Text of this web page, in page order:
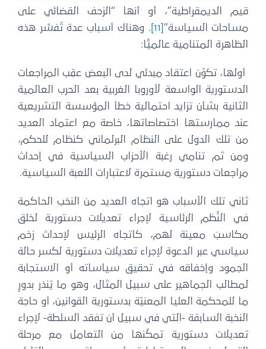
قيم الديمقراطية”، أو أنها “الزحف القضائي على
مساحات السياسة”
. وهناك أسباب عدة تُفسِّر هذه
الظاهرة المتنامية عالميًّا:
أولها، تكوّن اعتقاد مبدئي لدى البعض عقِب المراجعات
الدستورية الواسعة لأوروبا الغربية بعد الحرب العالمية
الثانية بشأن تزايد احتمالية خطأ المؤسسة التشريعية
عند ممارستها اختصاصاتها، خاصة مع اعتماد العديد
من تلك الدول على النظام البرلماني كنظام للحكم،
ومن ثم تنامي رغبة الأحزاب السياسية في إحداث
مراجعات دستورية مستمرة لاعتبارات اللعبة السياسية.
ثاني تلك الأسباب هو اتجاه العديد من النخب الحاكمة
في النُّظم الرئاسية لإجراء تعديلات دستورية لخلق
مكاسبَ معينة لهم، كاتجاه الرئيس لإحداث زخم
سياسي عبر الدعوة لإجراء تعديلات دستورية لكسر حالة
الجمود وإخفاقه في تحقيق سياساته أو الاستجابة
لمطالب الجماهير على سبيل المثال، وهو ما يُنذر بدورٍ
ما للمحكمة العليا المعنيّة بدستورية القوانين، أو حاجة
النخبة السابقة -التي في سبيل أن تفقد السلطة- لإجراء
تعديلات دستورية تمكّنها من التعامل مع مرحلة